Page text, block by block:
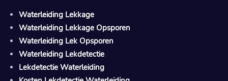
Waterleiding Lekkage
Waterleiding Lekkage Opsporen
Waterleiding Lek Opsporen
Waterleiding Lekdetectie
Lekdetectie Waterleiding